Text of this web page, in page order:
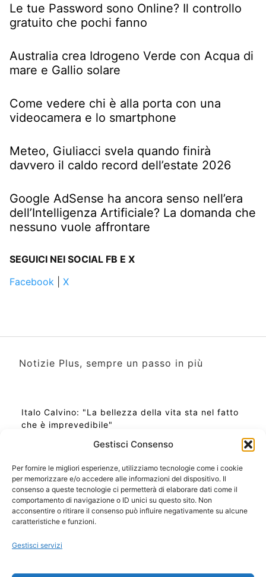
Gestisci Consenso
Per fornire le migliori esperienze, utilizziamo tecnologie come i cookie
per memorizzare e/o accedere alle informazioni del dispositivo. Il
consenso a queste tecnologie ci permetterà di elaborare dati come il
comportamento di navigazione o ID unici su questo sito. Non
acconsentire o ritirare il consenso può influire negativamente su alcune
caratteristiche e funzioni.
Gestisci servizi
Le tue Password sono Online? Il controllo
gratuito che pochi fanno
Australia crea Idrogeno Verde con Acqua di
mare e Gallio solare
Come vedere chi è alla porta con una
videocamera e lo smartphone
Meteo, Giuliacci svela quando finirà
davvero il caldo record dell’estate 2026
Google AdSense ha ancora senso nell’era
dell’Intelligenza Artificiale? La domanda che
nessuno vuole affrontare
SEGUICI NEI SOCIAL FB E X
Facebook
X
Notizie Plus, sempre un passo in più
Italo Calvino: "La bellezza della vita sta nel fatto
che è imprevedibile"
Ora Esatta in Italia in questo momento
Ti Senti Strano Ultimamente? Potrebbe Essere per
la Risonanza di Schumann
Come Sapere Se Stai Ascendendo alla Quinta